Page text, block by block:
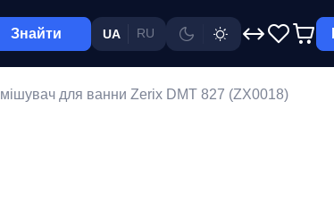
Знайти UA RU
для ванни Zerix DMT 827 (ZX0018)